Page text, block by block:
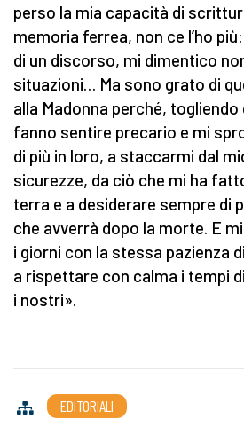
perso la mia capacità di
memoria ferrea, non ce l’ho
di un discorso, mi dimentico
situazioni… Ma sono grato di
alla Madonna perché,
fanno sentire precario e mi
di più in loro, a staccarmi dal
sicurezze, da ciò che mi ha
terra e a desiderare sempre di
che avverrà dopo la morte. E
i giorni con la stessa pazienza
a rispettare con calma i tempi
i nostri».
EDITORIALI